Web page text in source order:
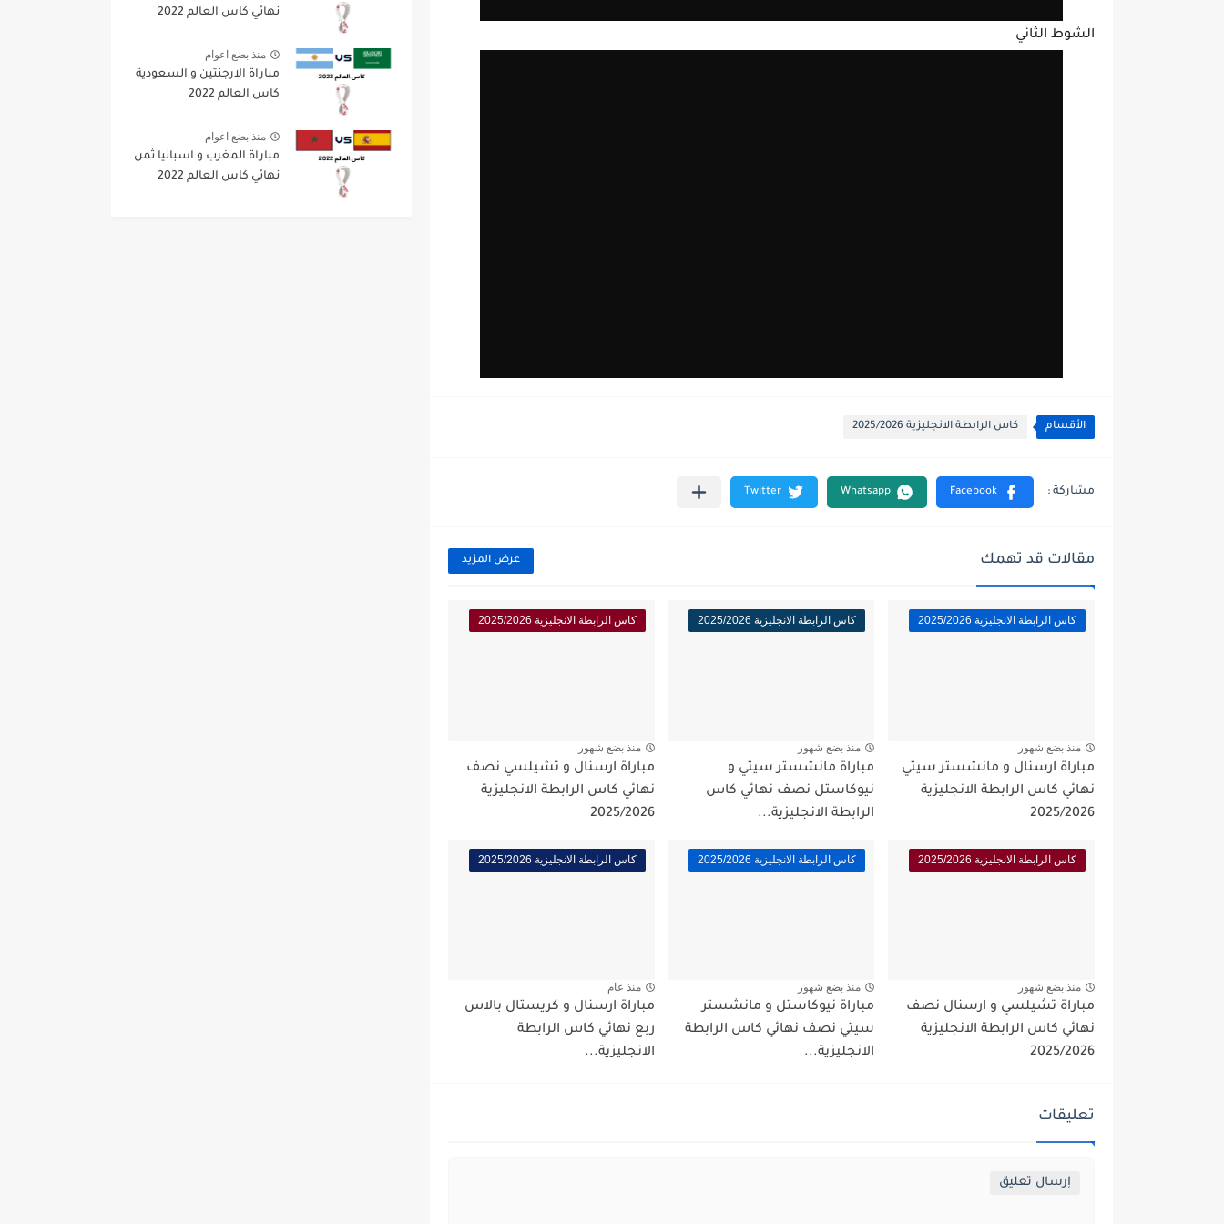
الشوط الثاني
الأقسام كاس الرابطة الانجليزية 2025/2026
مقالات قد تهمك عرض المزيد
كاس الرابطة الانجليزية 2025/2026
منذ بضع شهور
مباراة ارسنال و مانشستر سيتي
نهائي كاس الرابطة الانجليزية
2025/2026
كاس الرابطة الانجليزية 2025/2026
منذ بضع شهور
مباراة مانشستر سيتي و
نيوكاستل نصف نهائي كاس
الرابطة الانجليزية...
كاس الرابطة الانجليزية 2025/2026
منذ بضع شهور
مباراة ارسنال و تشيلسي نصف
نهائي كاس الرابطة الانجليزية
2025/2026
كاس الرابطة الانجليزية 2025/2026
منذ بضع شهور
مباراة تشيلسي و ارسنال نصف
نهائي كاس الرابطة الانجليزية
2025/2026
كاس الرابطة الانجليزية 2025/2026
منذ بضع شهور
مباراة نيوكاستل و مانشستر
سيتي نصف نهائي كاس الرابطة
الانجليزية...
كاس الرابطة الانجليزية 2025/2026
منذ عام
مباراة ارسنال و كريستال بالاس
ربع نهائي كاس الرابطة
الانجليزية...
تعليقات
إرسال تعليق
نهائي كاس العالم 2022
منذ بضع اعوام
مباراة الارجنتين و السعودية
كاس العالم 2022
منذ بضع اعوام
مباراة المغرب و اسبانيا ثمن
نهائي كاس العالم 2022